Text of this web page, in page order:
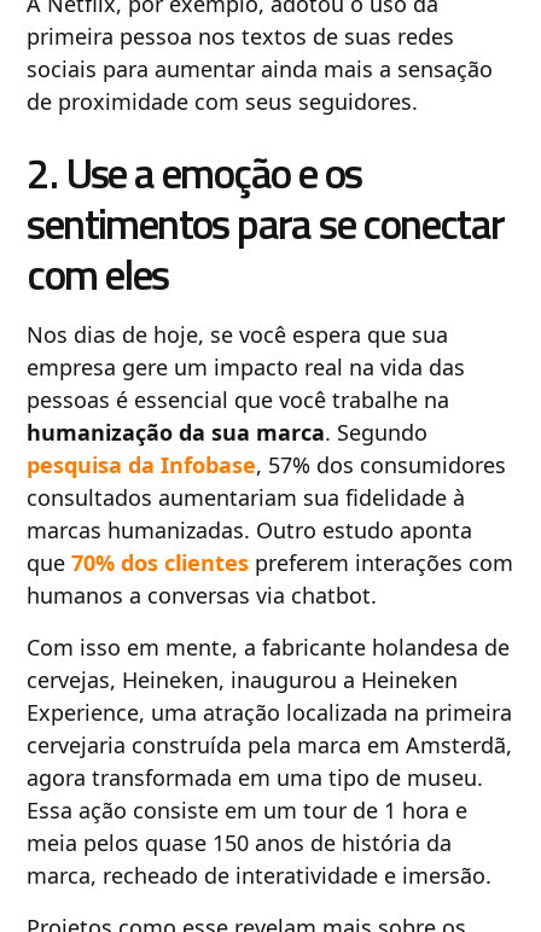
primeira pessoa nos textos de suas redes
sociais para aumentar ainda mais a sensação
de proximidade com seus seguidores.
2. Use a emoção e os
sentimentos para se conectar
com eles
Nos dias de hoje, se você espera que sua
empresa gere um impacto real na vida das
pessoas é essencial que você trabalhe na
humanização da sua marca. Segundo
pesquisa da Infobase, 57% dos consumidores
consultados aumentariam sua fidelidade à
marcas humanizadas. Outro estudo aponta
que70% dos clientes preferem interações com
humanos a conversas via chatbot.
Com isso em mente, a fabricante holandesa de
cervejas, Heineken, inaugurou a Heineken
Experience, uma atração localizada na primeira
cervejaria construída pela marca em Amsterdã,
agora transformada em uma tipo de museu.
Essa ação consiste em um tour de 1 hora e
meia pelos quase 150 anos de história da
marca, recheado de interatividade e imersão.